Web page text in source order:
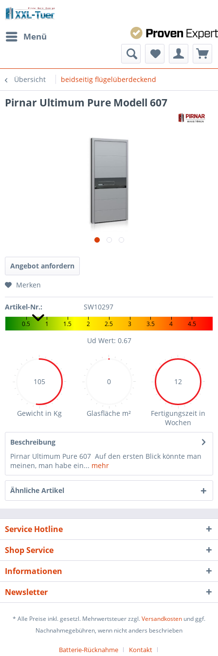
Menü
Übersicht beidseitig flügelüberdeckend
Pirnar Ultimum Pure Modell 607
Angebot anfordern
Merken
Artikel-Nr.: SW10297
0.5 1 1.5 2 2.5 3 3.5 4 4.5
Ud Wert: 0.67
105
Gewicht in Kg
0
Glasfläche m²
12
Fertigungszeit in
Wochen
Beschreibung
Pirnar Ultimum Pure 607 Auf den ersten Blick könnte man
meinen, man habe ein... mehr
Ähnliche Artikel
Service Hotline
Shop Service
Informationen
Newsletter
* Alle Preise inkl. gesetzl. Mehrwertsteuer zzgl.Versandkosten und ggf.
Nachnahmegebühren, wenn nicht anders beschrieben
Batterie-Rücknahme Kontakt